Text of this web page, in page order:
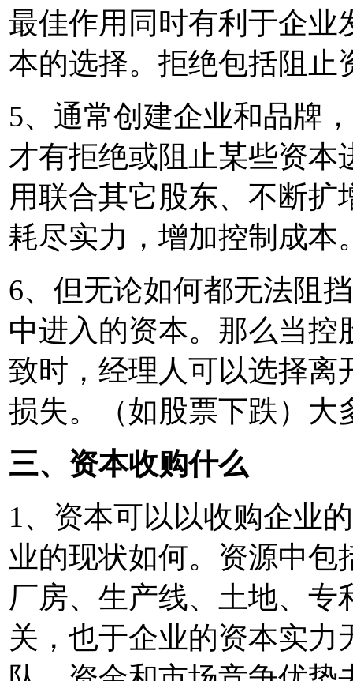
最佳作用同时有利于企业
本的选择。拒绝包括阻止
5、通常创建企业和品牌
才有拒绝或阻止某些资本
用联合其它股东、不断
耗尽实力，增加控制成本
6、但无论如何都无法阻
中进入的资本。那么当控
致时，经理人可以选择离
损失。（如股票下跌）大
三、资本收购什么
1、资本可以以收购企业
业的现状如何。资源中包
厂房、生产线、土地、
关，也于企业的资本实